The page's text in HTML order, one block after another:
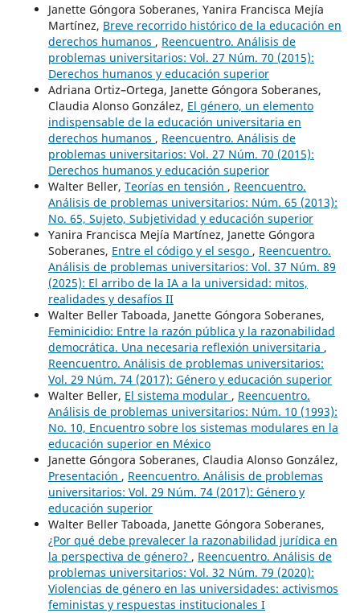
Janette Góngora Soberanes, Yanira Francisca Mejía
Martínez, Breve recorrido histórico de la educación en
derechos humanos , Reencuentro. Análisis de
problemas universitarios: Vol. 27 Núm. 70 (2015):
Derechos humanos y educación superior
Adriana Ortiz–Ortega, Janette Góngora Soberanes,
Claudia Alonso González, El género, un elemento
indispensable de la educación universitaria en
derechos humanos , Reencuentro. Análisis de
problemas universitarios: Vol. 27 Núm. 70 (2015):
Derechos humanos y educación superior
Walter Beller, Teorías en tensión , Reencuentro.
Análisis de problemas universitarios: Núm. 65 (2013):
No. 65, Sujeto, Subjetividad y educación superior
Yanira Francisca Mejía Martínez, Janette Góngora
Soberanes, Entre el código y el sesgo , Reencuentro.
Análisis de problemas universitarios: Vol. 37 Núm. 89
(2025): El arribo de la IA a la universidad: mitos,
realidades y desafíos II
Walter Beller Taboada, Janette Góngora Soberanes,
Feminicidio: Entre la razón pública y la razonabilidad
democrática. Una necesaria reflexión universitaria ,
Reencuentro. Análisis de problemas universitarios:
Vol. 29 Núm. 74 (2017): Género y educación superior
Walter Beller, El sistema modular , Reencuentro.
Análisis de problemas universitarios: Núm. 10 (1993):
No. 10, Encuentro sobre los sistemas modulares en la
educación superior en México
Janette Góngora Soberanes, Claudia Alonso González,
Presentación , Reencuentro. Análisis de problemas
universitarios: Vol. 29 Núm. 74 (2017): Género y
educación superior
Walter Beller Taboada, Janette Góngora Soberanes,
¿Por qué debe prevalecer la razonabilidad jurídica en
la perspectiva de género? , Reencuentro. Análisis de
problemas universitarios: Vol. 32 Núm. 79 (2020):
Violencias de género en las universidades: activismos
feministas y respuestas institucionales I